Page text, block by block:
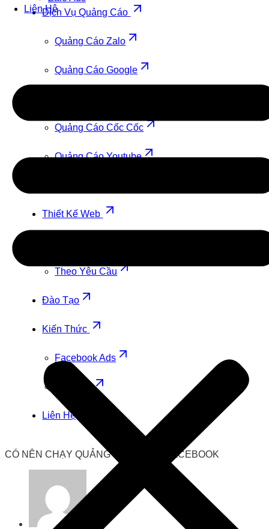
Liên HệDịch Vụ Quảng Cáo
Quảng Cáo Zalo
Quảng Cáo Google
Quảng Cáo Cốc Cốc
Quảng Cáo Youtube
Thiết Kế Web
Theo Yêu Cầu
Đào Tạo
Kiến Thức
Facebook Ads
Zalo Ads
Liên Hệ
CÓ NÊN CHẠY QUẢNG CÁO TRÊN FACEBOOK